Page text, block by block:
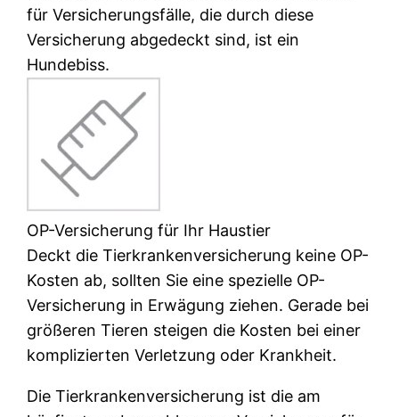
für Versicherungsfälle, die durch diese
Versicherung abgedeckt sind, ist ein
Hundebiss.
OP-Versicherung für Ihr Haustier
Deckt die Tierkrankenversicherung keine OP-
Kosten ab, sollten Sie eine spezielle OP-
Versicherung in Erwägung ziehen. Gerade bei
größeren Tieren steigen die Kosten bei einer
komplizierten Verletzung oder Krankheit.
Die Tierkrankenversicherung ist die am